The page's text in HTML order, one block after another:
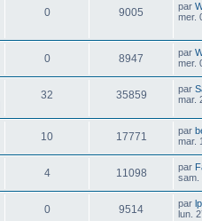
0 9005 par
mer.
0 8947 par
mer.
32 35859 par
mar.
10 17771 par
mar.
4 11098 par
sam.
0 9514 par
lun.